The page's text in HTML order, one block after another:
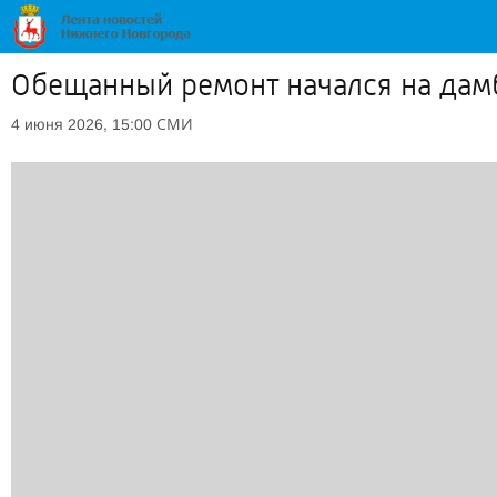
Обещанный ремонт начался на
4 июня 2026, 15:00 СМИ